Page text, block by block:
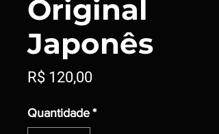
Original
Japonês
R$ 120,00Preço
Quantidade *